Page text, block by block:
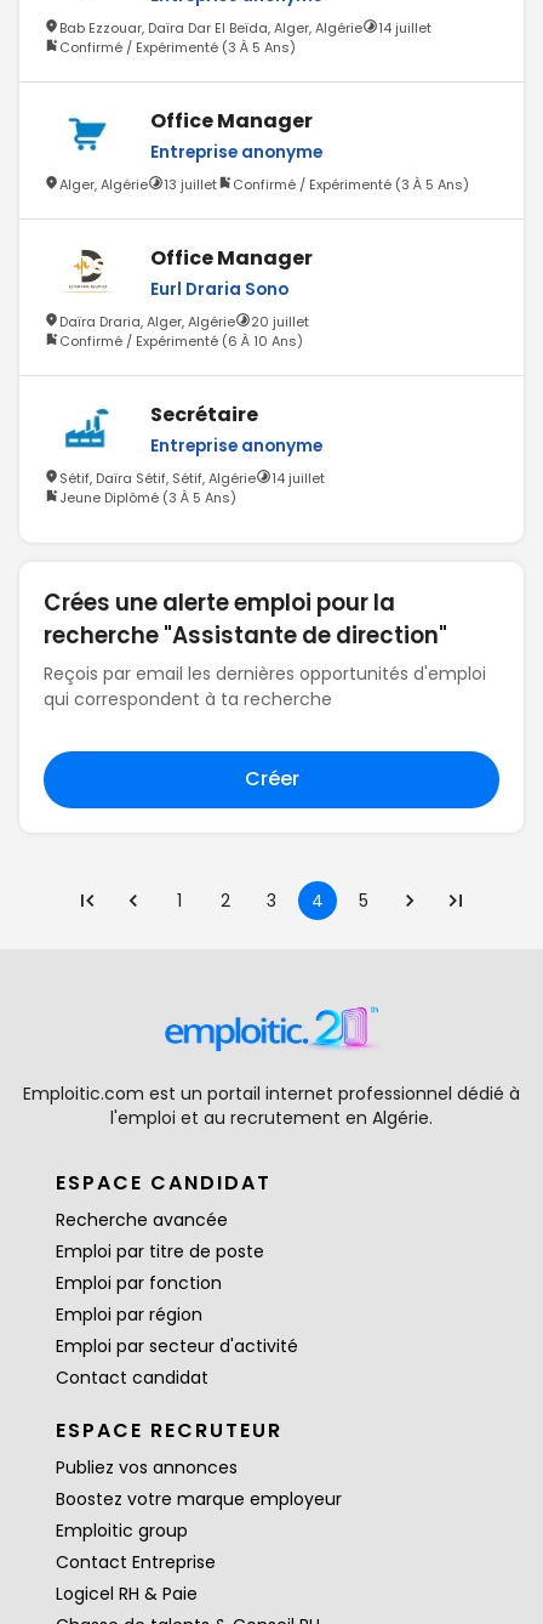
Bab Ezzouar, Daïra Dar El Beïda, Alger, Algérie
14 juillet
Confirmé / Expérimenté (3 À 5 Ans)
Office Manager
Entreprise anonyme
Alger, Algérie 13 juillet Confirmé / Expérimenté (3 À 5 Ans)
Office Manager
Eurl Draria Sono
Daïra Draria, Alger, Algérie
20 juillet
Confirmé / Expérimenté (6 À 10 Ans)
Secrétaire
Entreprise anonyme
Sétif, Daïra Sétif, Sétif, Algérie
14 juillet
Jeune Diplômé (3 À 5 Ans)
Crées une alerte emploi pour la
recherche "Assistante de direction"
Reçois par email les dernières opportunités d'emploi
qui correspondent à ta recherche
Créer
1 2 3 4 5
Emploitic.com est un portail internet professionnel dédié à
l'emploi et au recrutement en Algérie.
ESPACE CANDIDAT
Recherche avancée
Emploi par titre de poste
Emploi par fonction
Emploi par région
Emploi par secteur d'activité
Contact candidat
ESPACE RECRUTEUR
Publiez vos annonces
Boostez votre marque employeur
Emploitic group
Contact Entreprise
Logicel RH & Paie